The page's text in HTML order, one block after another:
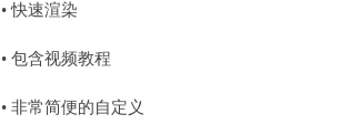
• 快速渲染
• 包含视频教程
• 非常简便的自定义